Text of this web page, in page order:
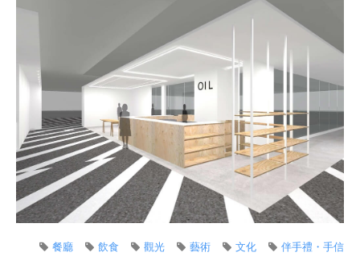
伴手禮・手信
文化
藝術
觀光
飲食
餐廳